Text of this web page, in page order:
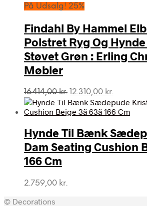
16.546,00 kr..
På Udsalg! 25%
Findahl By Hammel
Polstret Ryg Og
Støvet Grøn : Erling
Møbler
16.414,00kr. Den
oprindelige
pris
16.414,00 kr..
12.310,00 kr.
aktuelle
pris
Hynde Til Bænk
Dam Seating Cushion
166 Cm
2.759,00 kr.
© Decorations